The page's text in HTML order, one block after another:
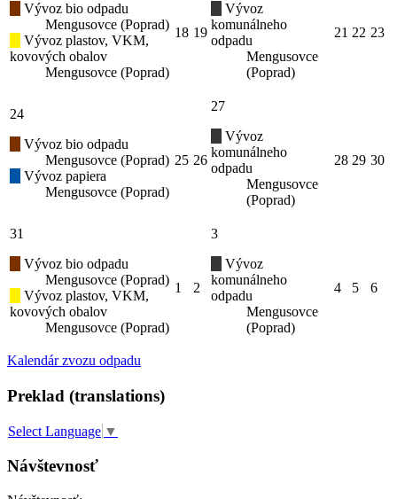
Vývoz bio odpadu
Mengusovce (Poprad)
Vývoz plastov, VKM,
kovových obalov
Mengusovce (Poprad)
18 19
Vývoz
komunálneho
odpadu
Mengusovce
(Poprad)
21 22 23
24
Vývoz bio odpadu
Mengusovce (Poprad)
Vývoz papiera
Mengusovce (Poprad)
25 26
27
Vývoz
komunálneho
odpadu
Mengusovce
(Poprad)
28 29 30
31
Vývoz bio odpadu
Mengusovce (Poprad)
Vývoz plastov, VKM,
kovových obalov
Mengusovce (Poprad)
1 2
3
Vývoz
komunálneho
odpadu
Mengusovce
(Poprad)
4 5 6
Kalendár zvozu odpadu
Preklad (translations)
Select Language ▼
Návštevnosť